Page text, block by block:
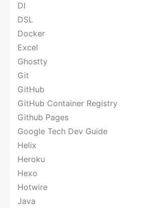
DI
DSL
Docker
Excel
Ghostty
Git
GitHub
GitHub Container Registry
Github Pages
Google Tech Dev Guide
Helix
Heroku
Hexo
Hotwire
Java